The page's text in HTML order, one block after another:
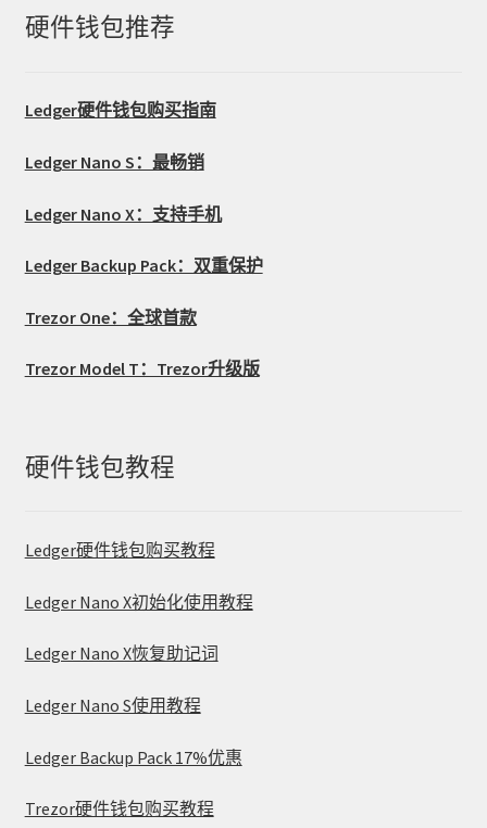
硬件钱包推荐
Ledger硬件钱包购买指南
Ledger Nano S：最畅销
Ledger Nano X：支持手机
Ledger Backup Pack：双重保护
Trezor One：全球首款
Trezor Model T：Trezor升级版
硬件钱包教程
Ledger硬件钱包购买教程
Ledger Nano X初始化使用教程
Ledger Nano X恢复助记词
Ledger Nano S使用教程
Ledger Backup Pack 17%优惠
Trezor硬件钱包购买教程